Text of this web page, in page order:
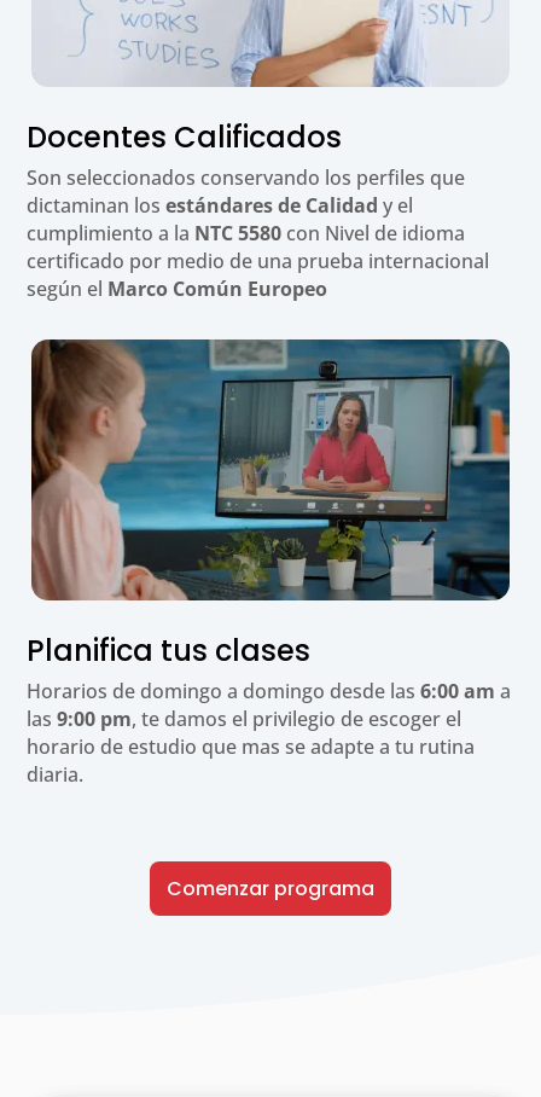
Docentes Calificados
Son seleccionados conservando los perfiles que
dictaminan losestándares de Calidad y el
cumplimiento a la NTC 5580 con Nivel de idioma
certificado por medio de una prueba internacional
según el Marco Común Europeo
Planifica tus clases
Horarios de domingo a domingo desde las6:00 am a
las9:00 pm, te damos el privilegio de escoger el
horario de estudio que mas se adapte a tu rutina
diaria.
Comenzar programa